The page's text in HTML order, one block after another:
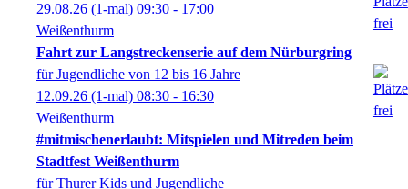
29.08.26 (1-mal) 09:30 - 17:00
Weißenthurm
Fahrt zur Langstreckenserie auf dem Nürburgring
für Jugendliche von 12 bis 16 Jahre
12.09.26 (1-mal) 08:30 - 16:30
Weißenthurm
#mitmischenerlaubt: Mitspielen und Mitreden beim
Stadtfest Weißenthurm
für Thurer Kids und Jugendliche